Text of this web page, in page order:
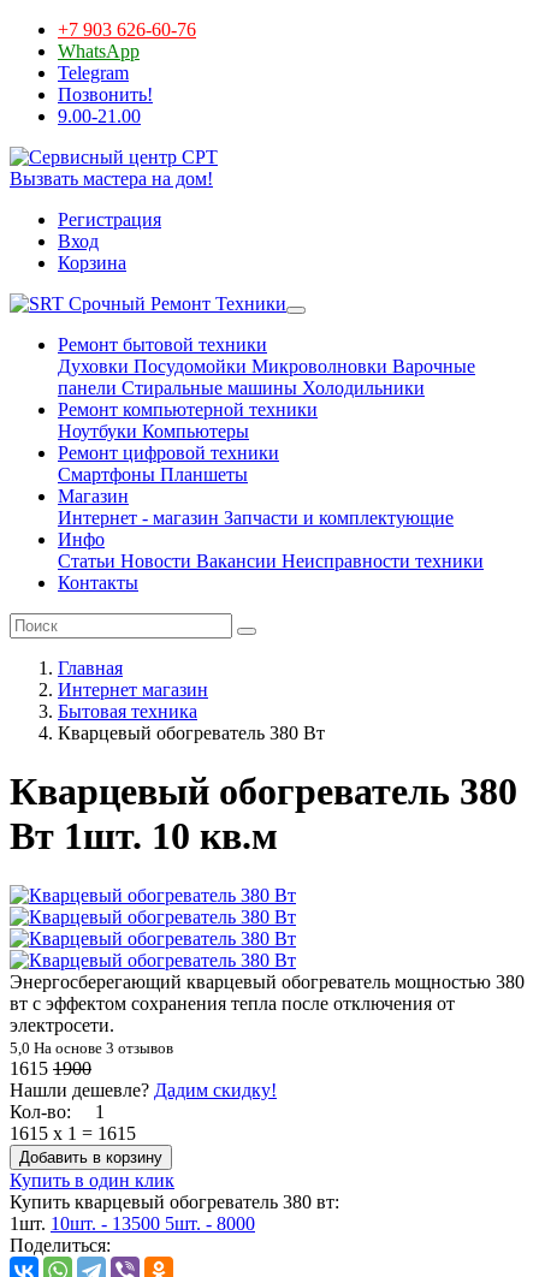
+7 903 626-60-76
WhatsApp
Telegram
Позвонить!
9.00-21.00
Вызвать мастера на дом!
Регистрация
Вход
Корзина
Срочный Ремонт Техники
Ремонт бытовой техники
Духовки Посудомойки Микроволновки Варочные
панели Стиральные машины Холодильники
Ремонт компьютерной техники
Ноутбуки Компьютеры
Ремонт цифровой техники
Смартфоны Планшеты
Магазин
Интернет - магазин Запчасти и комплектующие
Инфо
Статьи Новости Вакансии Неисправности техники
Контакты
Главная
Интернет магазин
Бытовая техника
Кварцевый обогреватель 380 Вт
Кварцевый обогреватель 380
Вт 1шт. 10 кв.м
Энергосберегающий кварцевый обогреватель мощностью 380
вт с эффектом сохранения тепла после отключения от
электросети.
5,0 На основе 3 отзывов
1615 1900
Нашли дешевле? Дадим скидку!
Кол-во:
1
1615 x 1 = 1615
Добавить в корзину
Купить в один клик
Купить кварцевый обогреватель 380 вт:
1шт. 10шт. - 13500 5шт. - 8000
Поделиться: